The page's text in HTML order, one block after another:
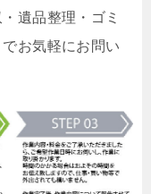
遺品整理・ゴミ
お気軽にお問い